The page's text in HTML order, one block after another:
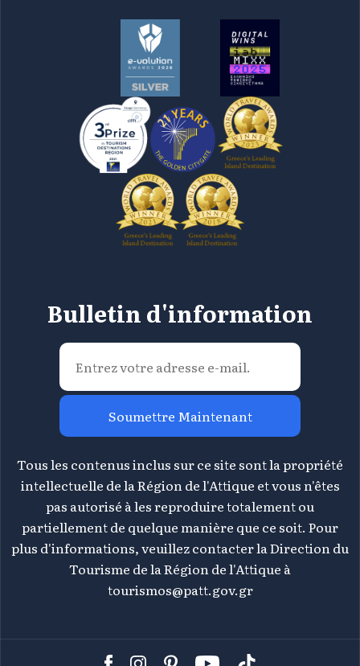
Bulletin d'information
Soumettre Maintenant
Tous les contenus inclus sur ce site sont la propriété
intellectuelle de la Région de l'Attique et vous n'êtes
pas autorisé à les reproduire totalement ou
partiellement de quelque manière que ce soit. Pour
plus d'informations, veuillez contacter la Direction du
Tourisme de la Région de l'Attique à
tourismos@patt.gov.gr